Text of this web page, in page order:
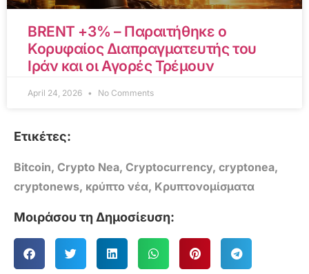
BRENT +3% – Παραιτήθηκε ο
Κορυφαίος Διαπραγματευτής του
Ιράν και οι Αγορές Τρέμουν
April 24, 2026 No Comments
Ετικέτες:
Bitcoin, Crypto Nea, Cryptocurrency, cryptonea,
cryptonews, κρύπτο νέα, Κρυπτονομίσματα
Μοιράσου τη Δημοσίευση: